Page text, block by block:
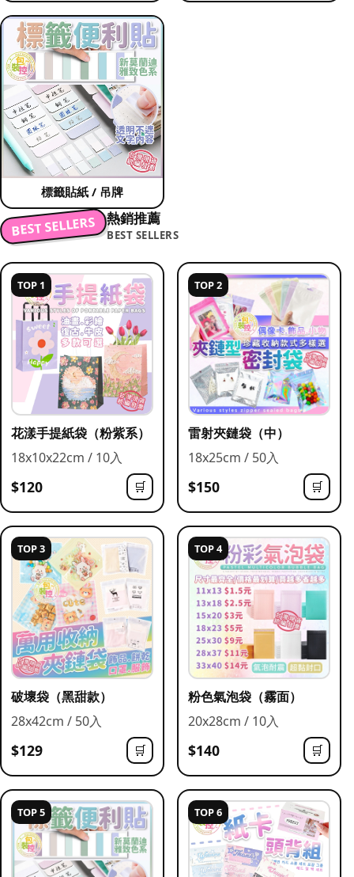
標籤貼紙 / 吊牌
BEST SELLERS 熱銷推薦
BEST SELLERS
TOP 1
花漾手提紙袋（粉紫系）
18x10x22cm / 10入
$120 🛒
TOP 2
雷射夾鏈袋（中）
18x25cm / 50入
$150 🛒
TOP 3
破壞袋（黑甜款）
28x42cm / 50入
$129 🛒
TOP 4
粉色氣泡袋（霧面）
20x28cm / 10入
$140 🛒
TOP 5 TOP 6